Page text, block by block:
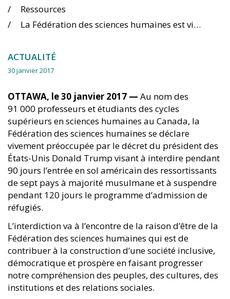
Ressources
La Fédération des sciences humaines est vivement préoccupée par le décret sur l’immigration et les réfugiés adopté par les États-Unis
ACTUALITÉ
30 janvier 2017
OTTAWA, le 30 janvier 2017 — Au nom des
91 000 professeurs et étudiants des cycles
supérieurs en sciences humaines au Canada, la
Fédération des sciences humaines se déclare
vivement préoccupée par le décret du président des
États-Unis Donald Trump visant à interdire pendant
90 jours l’entrée en sol américain des ressortissants
de sept pays à majorité musulmane et à suspendre
pendant 120 jours le programme d’admission de
réfugiés.
L’interdiction va à l’encontre de la raison d’être de la
Fédération des sciences humaines qui est de
contribuer à la construction d’une société inclusive,
démocratique et prospère en faisant progresser
notre compréhension des peuples, des cultures, des
institutions et des relations sociales.